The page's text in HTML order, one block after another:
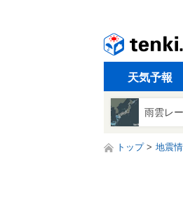
天気予報
雨雲レ
トップ 地震